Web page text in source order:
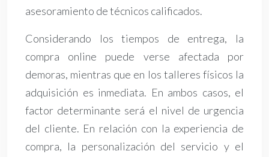
asesoramiento de técnicos calificados.
Considerando los tiempos de entrega, la
compra online puede verse afectada por
demoras, mientras que en los talleres físicos la
adquisición es inmediata. En ambos casos, el
factor determinante será el nivel de urgencia
del cliente. En relación con la experiencia de
compra, la personalización del servicio y el